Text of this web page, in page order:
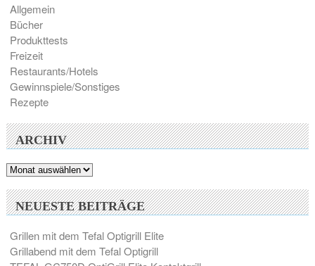
Allgemein
Bücher
Produkttests
Freizeit
Restaurants/Hotels
Gewinnspiele/Sonstiges
Rezepte
ARCHIV
Archiv
NEUESTE BEITRÄGE
Grillen mit dem Tefal Optigrill Elite
Grillabend mit dem Tefal Optigrill